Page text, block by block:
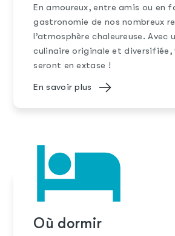
En amoureux, entre amis ou en
gastronomie de nos nombreux
l’atmosphère chaleureuse. Avec
culinaire originale et diversifiée,
seront en extase !
En savoir plus
Où dormir